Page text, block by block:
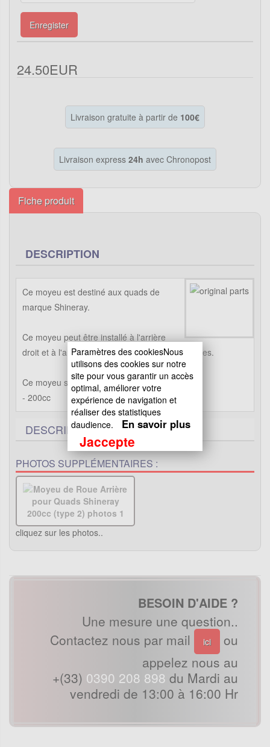
Enregister
24.50EUR
Livraison gratuite à partir de 100€
Livraison express 24h avec Chronopost
Fiche produit
DESCRIPTION
Ce moyeu est destiné aux quads de
marque Shineray.
Ce moyeu peut être installé à l'arrière
droit et à l'arrière gauche vu qu'ils sont identiques.
Ce moyeu s'adapte sur les quads Shineray :
- 200cc
DESCRIPTIF TECHNIQUE1
PHOTOS SUPPLÉMENTAIRES :
cliquez sur les photos..
BESOIN D'AIDE ?
Une mesure une question..
Contactez nous par mail
ici
ou
appelez nous au
+(33) 0390 208 898 du Mardi au
vendredi de 13:00 à 16:00 Hr
Paramètres des cookiesNous
utilisons des cookies sur notre
site pour vous garantir un accès
optimal, améliorer votre
expérience de navigation et
réaliser des statistiques
daudience.
En savoir plus
Jaccepte